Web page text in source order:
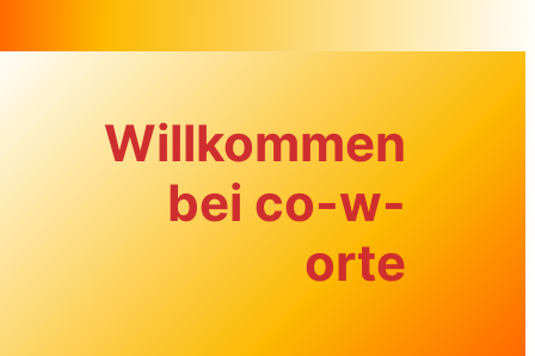
Willkommen
bei co-w-
orte